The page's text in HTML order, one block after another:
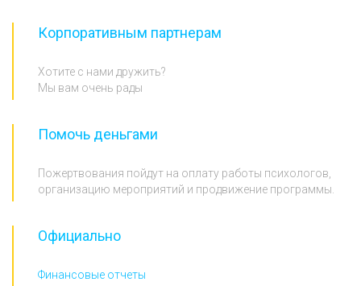
Корпоративным партнерам
Хотите с нами дружить?
Мы вам очень рады
Помочь деньгами
Пожертвования пойдут на оплату работы психологов,
организацию мероприятий и продвижение программы.
Официально
Финансовые отчеты